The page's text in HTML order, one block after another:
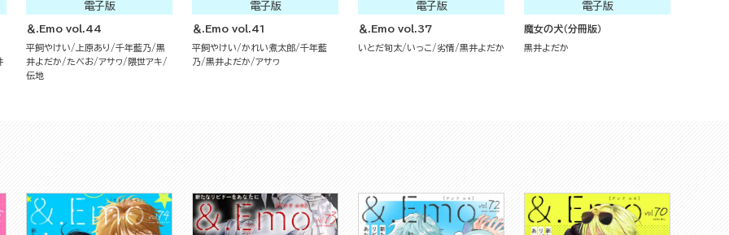
電子版
＆.Emo vol.44
平飼やけい 上原あり 千年藍乃
黒
井よだか
たべお アサヮ
隈世アキ
伝地
電子版
＆.Emo vol.41
平飼やけい かれい煮太郎 千年藍
乃
黒井よだか アサヮ
電子版
＆.Emo vol.37
いとだ旬太 いっこ 劣情 黒井よだか
電子版
魔女の犬（分冊版）
黒井よだか